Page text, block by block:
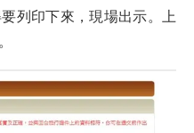
列印下來，現場出示。上